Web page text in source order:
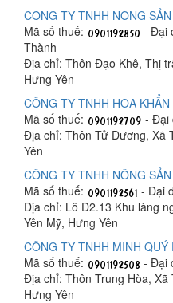
CÔNG TY TNHH NÔNG
Mã số thuế:
- Đại
Thành
Địa chỉ: Thôn Đạo Khê, Thị
Hưng Yên
CÔNG TY TNHH HOA KHẨN
Mã số thuế:
- Đại
Địa chỉ: Thôn Tử Dương, Xã
Yên
CÔNG TY TNHH NÔNG
Mã số thuế:
- Đại
Địa chỉ: Lô D2.13 Khu làng
Yên Mỹ, Hưng Yên
CÔNG TY TNHH MINH QUÝ
Mã số thuế:
- Đại
Địa chỉ: Thôn Trung Hòa, Xã
Hưng Yên